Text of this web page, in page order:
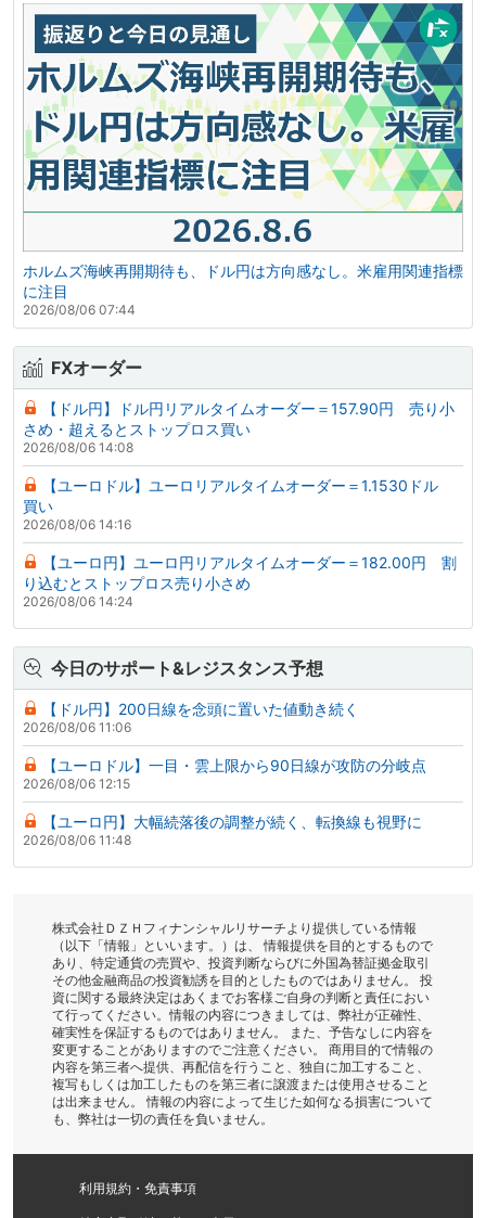
ホルムズ海峡再開期待も、ドル円は方向感なし。米雇用関連指標
に注目
2026/08/06 07:44
FXオーダー
【ドル円】ドル円リアルタイムオーダー＝157.90円 売り小
さめ・超えるとストップロス買い
2026/08/06 14:08
【ユーロドル】ユーロリアルタイムオーダー＝1.1530ドル
買い
2026/08/06 14:16
【ユーロ円】ユーロ円リアルタイムオーダー＝182.00円 割
り込むとストップロス売り小さめ
2026/08/06 14:24
今日のサポート&レジスタンス予想
【ドル円】200日線を念頭に置いた値動き続く
2026/08/06 11:06
【ユーロドル】一目・雲上限から90日線が攻防の分岐点
2026/08/06 12:15
【ユーロ円】大幅続落後の調整が続く、転換線も視野に
2026/08/06 11:48
株式会社ＤＺＨフィナンシャルリサーチより提供している情報
（以下「情報」といいます。）は、 情報提供を目的とするもので
あり、特定通貨の売買や、投資判断ならびに外国為替証拠金取引
その他金融商品の投資勧誘を目的としたものではありません。 投
資に関する最終決定はあくまでお客様ご自身の判断と責任におい
て行ってください。情報の内容につきましては、弊社が正確性、
確実性を保証するものではありません。 また、予告なしに内容を
変更することがありますのでご注意ください。 商用目的で情報の
内容を第三者へ提供、再配信を行うこと、独自に加工すること、
複写もしくは加工したものを第三者に譲渡または使用させること
は出来ません。 情報の内容によって生じた如何なる損害について
も、弊社は一切の責任を負いません。
利用規約・免責事項